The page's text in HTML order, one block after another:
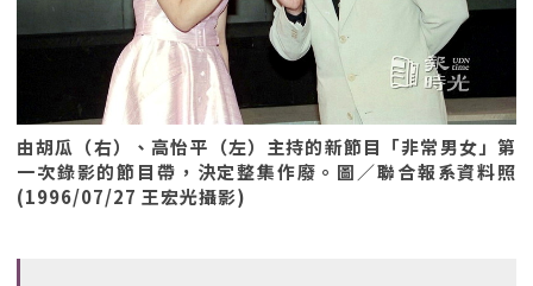
由胡瓜（右）、高怡平（左）主持的新節目「非常男女」第
一次錄影的節目帶，決定整集作廢。圖／聯合報系資料照
(1996/07/27 王宏光攝影)